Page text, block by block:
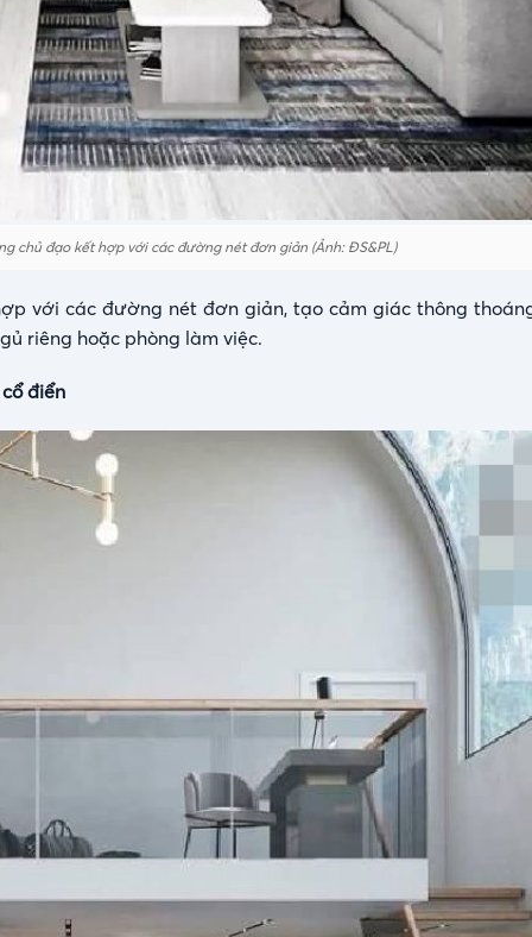
chủ đạo kết hợp với các đường nét đơn giản (Ảnh: ĐS&PL)
với các đường nét đơn giản, tạo cảm giác thông
riêng hoặc phòng làm việc.
điển